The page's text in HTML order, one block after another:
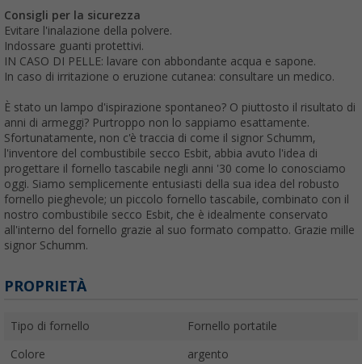
Consigli per la sicurezza
Evitare l'inalazione della polvere.
Indossare guanti protettivi.
IN CASO DI PELLE: lavare con abbondante acqua e sapone.
In caso di irritazione o eruzione cutanea: consultare un medico.
È stato un lampo d'ispirazione spontaneo? O piuttosto il risultato di
anni di armeggi? Purtroppo non lo sappiamo esattamente.
Sfortunatamente, non c'è traccia di come il signor Schumm,
l'inventore del combustibile secco Esbit, abbia avuto l'idea di
progettare il fornello tascabile negli anni '30 come lo conosciamo
oggi. Siamo semplicemente entusiasti della sua idea del robusto
fornello pieghevole; un piccolo fornello tascabile, combinato con il
nostro combustibile secco Esbit, che è idealmente conservato
all'interno del fornello grazie al suo formato compatto. Grazie mille
signor Schumm.
PROPRIETÀ
Tipo di fornello Fornello portatile
Colore argento